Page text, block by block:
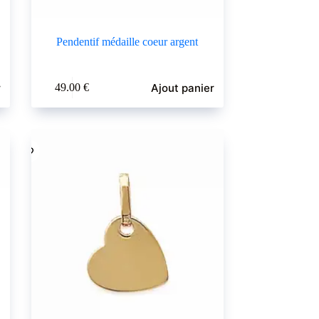
Pendentif médaille coeur argent
49.00€ Ajout panier